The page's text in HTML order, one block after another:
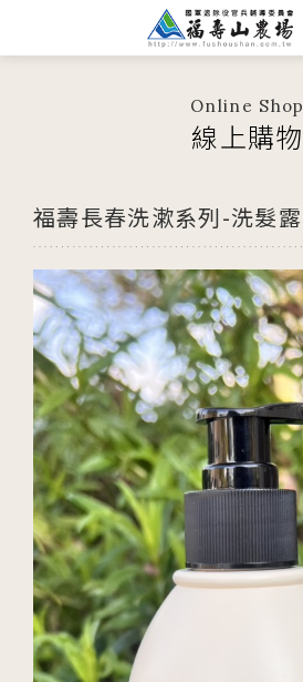
Online Shop
線上購物
福壽長春洗漱系列-洗髮露